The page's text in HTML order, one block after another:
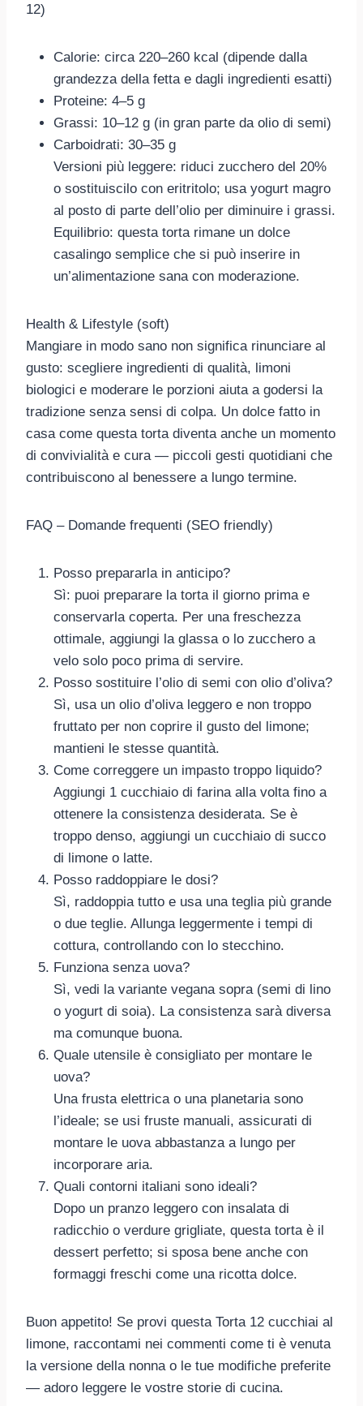
12)
Calorie: circa 220–260 kcal (dipende dalla
grandezza della fetta e dagli ingredienti esatti)
Proteine: 4–5 g
Grassi: 10–12 g (in gran parte da olio di semi)
Carboidrati: 30–35 g
Versioni più leggere: riduci zucchero del 20%
o sostituiscilo con eritritolo; usa yogurt magro
al posto di parte dell’olio per diminuire i grassi.
Equilibrio: questa torta rimane un dolce
casalingo semplice che si può inserire in
un’alimentazione sana con moderazione.
Health & Lifestyle (soft)
Mangiare in modo sano non significa rinunciare al
gusto: scegliere ingredienti di qualità, limoni
biologici e moderare le porzioni aiuta a godersi la
tradizione senza sensi di colpa. Un dolce fatto in
casa come questa torta diventa anche un momento
di convivialità e cura — piccoli gesti quotidiani che
contribuiscono al benessere a lungo termine.
FAQ – Domande frequenti (SEO friendly)
Posso prepararla in anticipo?
Sì: puoi preparare la torta il giorno prima e
conservarla coperta. Per una freschezza
ottimale, aggiungi la glassa o lo zucchero a
velo solo poco prima di servire.
Posso sostituire l’olio di semi con olio d’oliva?
Sì, usa un olio d’oliva leggero e non troppo
fruttato per non coprire il gusto del limone;
mantieni le stesse quantità.
Come correggere un impasto troppo liquido?
Aggiungi 1 cucchiaio di farina alla volta fino a
ottenere la consistenza desiderata. Se è
troppo denso, aggiungi un cucchiaio di succo
di limone o latte.
Posso raddoppiare le dosi?
Sì, raddoppia tutto e usa una teglia più grande
o due teglie. Allunga leggermente i tempi di
cottura, controllando con lo stecchino.
Funziona senza uova?
Sì, vedi la variante vegana sopra (semi di lino
o yogurt di soia). La consistenza sarà diversa
ma comunque buona.
Quale utensile è consigliato per montare le
uova?
Una frusta elettrica o una planetaria sono
l’ideale; se usi fruste manuali, assicurati di
montare le uova abbastanza a lungo per
incorporare aria.
Quali contorni italiani sono ideali?
Dopo un pranzo leggero con insalata di
radicchio o verdure grigliate, questa torta è il
dessert perfetto; si sposa bene anche con
formaggi freschi come una ricotta dolce.
Buon appetito! Se provi questa Torta 12 cucchiai al
limone, raccontami nei commenti come ti è venuta
la versione della nonna o le tue modifiche preferite
— adoro leggere le vostre storie di cucina.